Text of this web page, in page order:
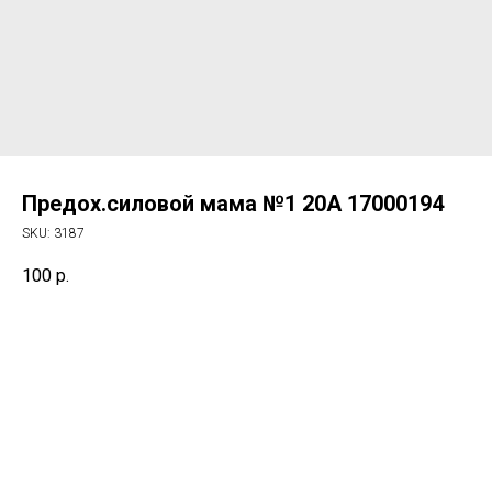
Предох.силовой мама №1 20А 17000194
SKU: 3187
100 р.